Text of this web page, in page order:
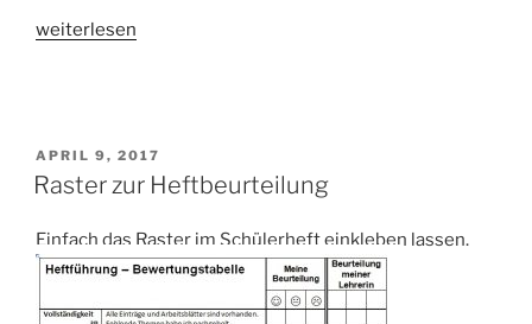
„Survival
weiterlesen
VERÖFFENTLICHT
AM
APRIL 9, 2017
Raster zur Heftbeurteilung
Einfach das Raster im Schülerheft einkleben lassen.